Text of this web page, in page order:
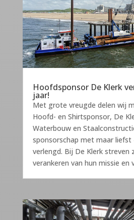
Hoofdsponsor De Klerk
jaar!
Met grote vreugde delen wij
Hoofd- en Shirtsponsor, De
Waterbouw en
sponsorschap met maar liefst
verlengd. Bij De Klerk streven
verankeren van hun missie en